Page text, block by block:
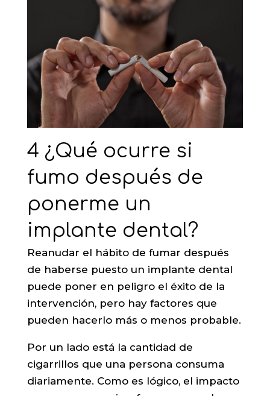
4 ¿Qué ocurre si
fumo después de
ponerme un
implante dental?
Reanudar el hábito de fumar después
de haberse puesto un implante dental
puede poner en peligro el éxito de la
intervención, pero hay factores que
pueden hacerlo más o menos probable.
Por un lado está la cantidad de
cigarrillos que una persona consuma
diariamente. Como es lógico, el impacto